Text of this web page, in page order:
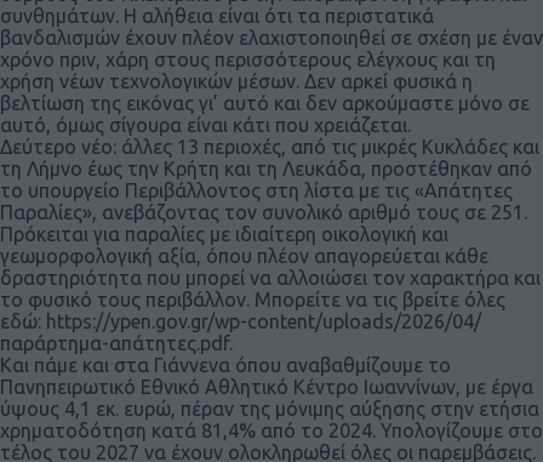
συνθημάτων. Η αλήθεια είναι ότι τα περιστατικά
βανδαλισμών έχουν πλέον ελαχιστοποιηθεί σε σχέση με έναν
χρόνο πριν, χάρη στους περισσότερους ελέγχους και τη
χρήση νέων τεχνολογικών μέσων. Δεν αρκεί φυσικά η
βελτίωση της εικόνας γι’ αυτό και δεν αρκούμαστε μόνο σε
αυτό, όμως σίγουρα είναι κάτι που χρειάζεται.
Δεύτερο νέο: άλλες 13 περιοχές, από τις μικρές Κυκλάδες και
τη Λήμνο έως την Κρήτη και τη Λευκάδα, προστέθηκαν από
το υπουργείο Περιβάλλοντος στη λίστα με τις «Απάτητες
Παραλίες», ανεβάζοντας τον συνολικό αριθμό τους σε 251.
Πρόκειται για παραλίες με ιδιαίτερη οικολογική και
γεωμορφολογική αξία, όπου πλέον απαγορεύεται κάθε
δραστηριότητα που μπορεί να αλλοιώσει τον χαρακτήρα και
το φυσικό τους περιβάλλον. Μπορείτε να τις βρείτε όλες
εδώ: https://ypen.gov.gr/wp-content/uploads/2026/04/
παράρτημα-απάτητες.pdf.
Και πάμε και στα Γιάννενα όπου αναβαθμίζουμε το
Πανηπειρωτικό Εθνικό Αθλητικό Κέντρο Ιωαννίνων, με έργα
ύψους 4,1 εκ. ευρώ, πέραν της μόνιμης αύξησης στην ετήσια
χρηματοδότηση κατά 81,4% από το 2024. Υπολογίζουμε στο
τέλος του 2027 να έχουν ολοκληρωθεί όλες οι παρεμβάσεις.